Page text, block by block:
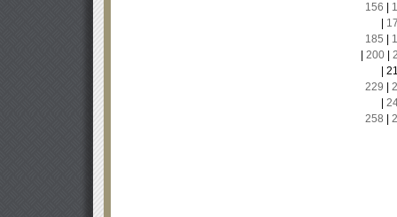
156
185
200|
229
258